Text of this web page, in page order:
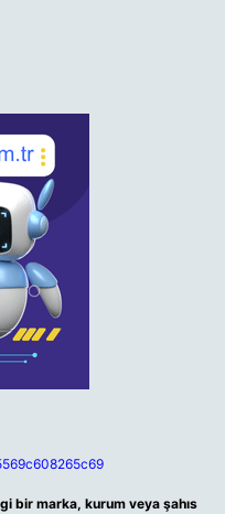
bir marka, kurum veya şahıs